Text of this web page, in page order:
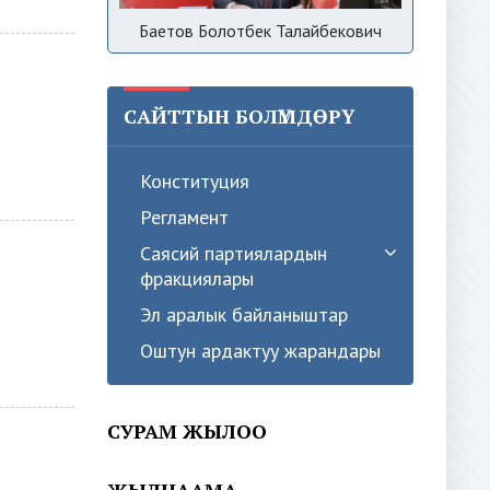
Баетов Болотбек Талайбекович
САЙТТЫН БОЛҮМДӨРҮ
Конституция
Регламент
Саясий партиялардын
фракциялары
Эл аралык байланыштар
Оштун ардактуу жарандары
СУРАМ ЖЫЛОО